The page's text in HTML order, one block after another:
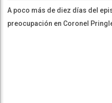
A poco más de diez días del
preocupación en Coronel